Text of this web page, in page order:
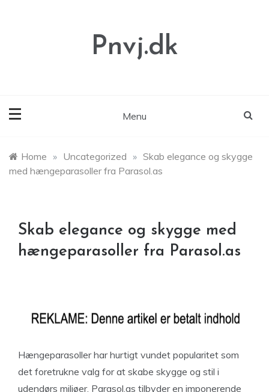
Pnvj.dk
Menu
Home » Uncategorized » Skab elegance og skygge
med hængeparasoller fra Parasol.as
Skab elegance og skygge med
hængeparasoller fra Parasol.as
Hængeparasoller har hurtigt vundet popularitet som
det foretrukne valg for at skabe skygge og stil i
udendørs miljøer. Parasol.as tilbyder en imponerende